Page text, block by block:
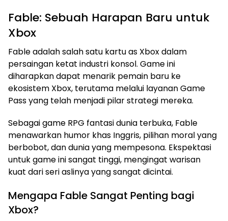
Fable: Sebuah Harapan Baru untuk
Xbox
Fable adalah salah satu kartu as Xbox dalam
persaingan ketat industri konsol. Game ini
diharapkan dapat menarik pemain baru ke
ekosistem Xbox, terutama melalui layanan Game
Pass yang telah menjadi pilar strategi mereka.
Sebagai game RPG fantasi dunia terbuka, Fable
menawarkan humor khas Inggris, pilihan moral yang
berbobot, dan dunia yang mempesona. Ekspektasi
untuk game ini sangat tinggi, mengingat warisan
kuat dari seri aslinya yang sangat dicintai.
Mengapa Fable Sangat Penting bagi
Xbox?